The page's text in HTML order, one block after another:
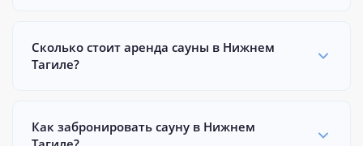
Сколько стоит аренда сауны в Нижнем
Тагиле?
Как забронировать сауну в Нижнем